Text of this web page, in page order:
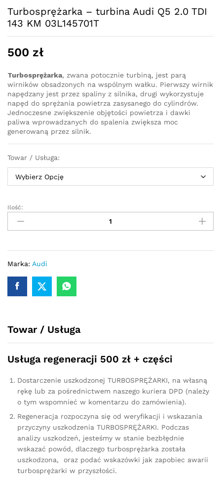
Turbosprężarka – turbina Audi Q5 2.0 TDI
143 KM 03L145701T
500 zł
Turbosprężarka, zwana potocznie turbiną, jest parą
wirników obsadzonych na wspólnym wałku. Pierwszy wirnik
napędzany jest przez spaliny z silnika, drugi wykorzystuje
napęd do sprężania powietrza zasysanego do cylindrów.
Jednoczesne zwiększenie objętości powietrza i dawki
paliwa wprowadzanych do spalenia zwiększa moc
generowaną przez silnik.
Towar / Usługa:
Turbosprężarka
turbina
Q5
2.0
143
KM
Ilość:
Marka: Audi
Towar / Usługa
Usługa regeneracji 500 zł + części
Dostarczenie uszkodzonej TURBOSPRĘŻARKI, na własną
rękę lub za pośrednictwem naszego kuriera DPD (należy
o tym wspomnieć w komentarzu do zamówienia).
Regeneracja rozpoczyna się od weryfikacji i wskazania
przyczyny uszkodzenia TURBOSPRĘŻARKI. Podczas
analizy uszkodzeń, jesteśmy w stanie bezbłędnie
wskazać powód, dlaczego turbosprężarka została
uszkodzona, oraz podać wskazówki jak zapobiec awarii
turbosprężarki w przyszłości.